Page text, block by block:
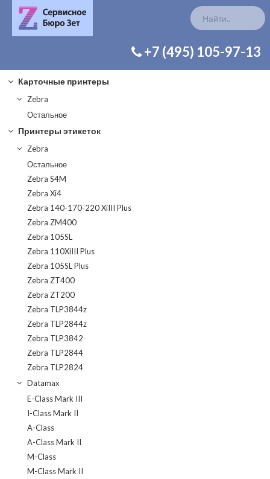
+7 (495) 105-97-13
Карточные принтеры
Zebra
Остальное
Принтеры этикеток
Zebra
Остальное
Zebra S4M
Zebra Xi4
Zebra 140-170-220 XiIII Plus
Zebra ZM400
Zebra 105SL
Zebra 110XiIII Plus
Zebra 105SL Plus
Zebra ZT400
Zebra ZT200
Zebra TLP3844z
Zebra TLP2844z
Zebra TLP3842
Zebra TLP2844
Zebra TLP2824
Datamax
E-Class Mark III
I-Class Mark II
A-Class
A-Class Mark II
M-Class
M-Class Mark II